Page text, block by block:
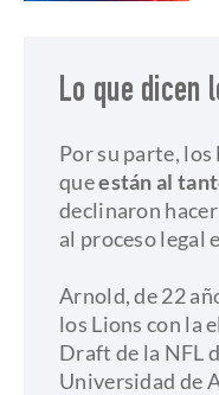
Lo que dicen
Por su parte,
queestán al
declinaron
al proceso legal
​Arnold, de 22
los Lions con la
Draft de la NFL
Universidad de